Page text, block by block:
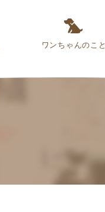
ワンちゃんのこと